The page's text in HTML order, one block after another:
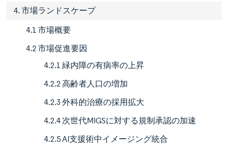
4. 市場ランドスケープ
4.1 市場概要
4.2 市場促進要因
4.2.1 緑内障の有病率の上昇
4.2.2 高齢者人口の増加
4.2.3 外科的治療の採用拡大
4.2.4 次世代MIGSに対する規制承認の加速
4.2.5 AI支援術中イメージング統合